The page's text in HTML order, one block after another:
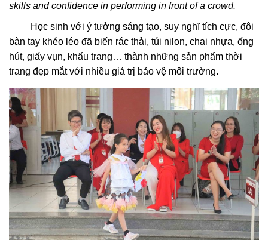
skills and confidence in performing in front of a crowd.
Học sinh với ý tưởng sáng tạo, suy nghĩ tích cực, đôi
bàn tay khéo léo đã biến rác thải, túi nilon, chai nhựa, ống
hút, giấy vụn, khẩu trang… thành những sản phẩm thời
trang đẹp mắt với nhiều giá trị bảo vệ môi trường.